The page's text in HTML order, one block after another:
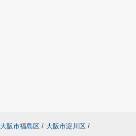
大阪市福島区 / 大阪市淀川区 /